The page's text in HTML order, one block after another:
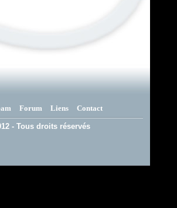
Forum Liens Contact
- Tous droits réservés